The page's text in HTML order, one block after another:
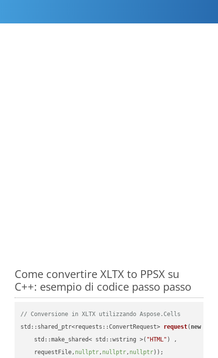
Come convertire XLTX to PPSX su
C++: esempio di codice passo passo
// Conversione in XLTX utilizzando Aspose.Cells
std::shared_ptr<requests::ConvertRequest> request( new
    std::make_shared< std::wstring >(
"HTML" ) ,
    requestFile,
nullptr, nullptr, nullptr))